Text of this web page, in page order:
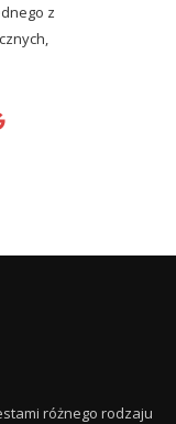
z
różnego rodzaju